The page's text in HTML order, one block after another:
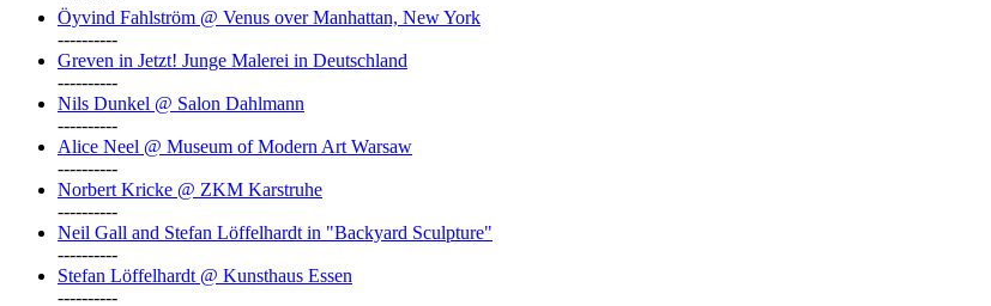
Öyvind Fahlström @ Venus over Manhattan, New York
----------
Greven in Jetzt! Junge Malerei in Deutschland
----------
Nils Dunkel @ Salon Dahlmann
----------
Alice Neel @ Museum of Modern Art Warsaw
----------
Norbert Kricke @ ZKM Karstruhe
----------
Neil Gall and Stefan Löffelhardt in "Backyard Sculpture"
----------
Stefan Löffelhardt @ Kunsthaus Essen
----------